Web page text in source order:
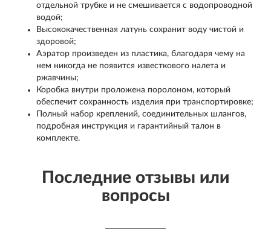
отдельной трубке и не смешивается с водопроводной
водой;
Высококачественная латунь сохранит воду чистой и
здоровой;
Аэратор произведен из пластика, благодаря чему на
нем никогда не появится известкового налета и
ржавчины;
Коробка внутри проложена поролоном, который
обеспечит сохранность изделия при транспортировке;
Полный набор креплений, соединительных шлангов,
подробная инструкция и гарантийный талон в
комплекте.
Последние отзывы или
вопросы